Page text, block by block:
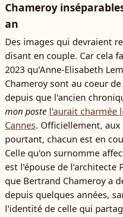
Chameroy
an
Des images qui devraient
disant en couple. Car cela
2023 qu'Anne-Elisabeth
Chameroy sont au coeur
depuis que l'ancien
mon poste l'aurait charmée
Cannes. Officiellement,
pourtant, chacun est en
Celle qu'on surnomme
est l'épouse de l'architecte
que Bertrand Chameroy a
depuis quelques années,
l'identité de celle qui